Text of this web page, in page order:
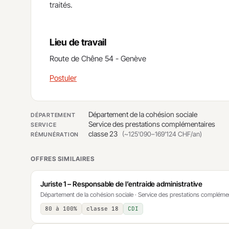
traités.
Lieu de travail
​Route de Chêne 54 - Genève
Postuler
DÉPARTEMENT Département de la cohésion sociale
SERVICE Service des prestations complémentaires
RÉMUNÉRATION classe 23 (~125'090–169'124 CHF/an)
OFFRES SIMILAIRES
Juriste 1 – Responsable de l’entraide administrative
Département de la cohésion sociale · Service des prestations
80 à 100% classe 18 CDI